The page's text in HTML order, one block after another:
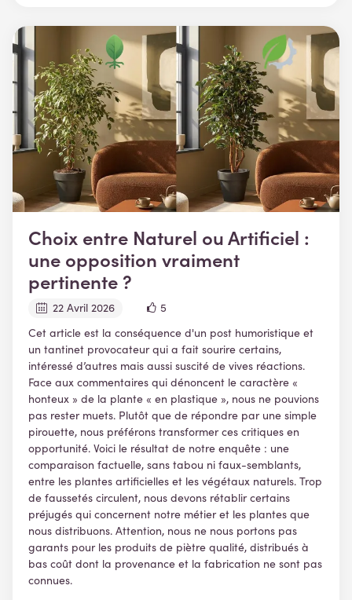
Choix entre Naturel ou Artificiel :
une opposition vraiment
pertinente ?
22 Avril 2026
5
Cet article est la conséquence d'un post humoristique et
un tantinet provocateur qui a fait sourire certains,
intéressé d’autres mais aussi suscité de vives réactions.
Face aux commentaires qui dénoncent le caractère «
honteux » de la plante « en plastique », nous ne pouvions
pas rester muets. Plutôt que de répondre par une simple
pirouette, nous préférons transformer ces critiques en
opportunité. Voici le résultat de notre enquête : une
comparaison factuelle, sans tabou ni faux-semblants,
entre les plantes artificielles et les végétaux naturels. Trop
de faussetés circulent, nous devons rétablir certains
préjugés qui concernent notre métier et les plantes que
nous distribuons. Attention, nous ne nous portons pas
garants pour les produits de piètre qualité, distribués à
bas coût dont la provenance et la fabrication ne sont pas
connues.